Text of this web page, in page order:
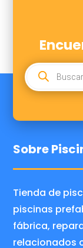
BÚSQUEDA
PRODUCTOS
Sobre
Tienda de
piscinas
fábrica,
relacionados